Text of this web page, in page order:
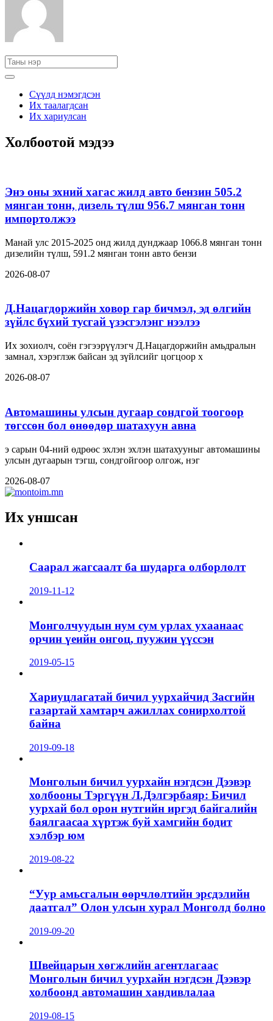
Сүүлд нэмэгдсэн
Их таалагдсан
Их хариулсан
Холбоотой мэдээ
Энэ оны эхний хагас жилд авто бензин 505.2
мянган тонн, дизель түлш 956.7 мянган тонн
импортолжээ
Манай улс 2015-2025 онд жилд дунджаар 1066.8 мянган тонн
дизелийн түлш, 591.2 мянган тонн авто бензи
2026-08-07
Д.Нацагдоржийн ховор гар бичмэл, эд өлгийн
зүйлс бүхий тусгай үзэсгэлэнг нээлээ
Их зохиолч, соён гэгээрүүлэгч Д.Нацагдоржийн амьдралын
замнал, хэрэглэж байсан эд зүйлсийг цогцоор х
2026-08-07
Автомашины улсын дугаар сондгой тоогоор
төгссөн бол өнөөдөр шатахуун авна
э сарын 04-ний өдрөөс эхлэн эхлэн шатахууныг автомашины
улсын дугаарын тэгш, сондгойгоор олгож, нэг
2026-08-07
Их уншсан
Саарал жагсаалт ба шударга олборлолт
2019-11-12
Монголчуудын нум сум урлах ухаанаас
орчин үеийн онгоц, пуужин үүссэн
2019-05-15
Хариуцлагатай бичил уурхайчид Засгийн
газартай хамтарч ажиллах сонирхолтой
байна
2019-09-18
Монголын бичил уурхайн нэгдсэн Дээвэр
холбооны Тэргүүн Л.Дэлгэрбаяр: Бичил
уурхай бол орон нутгийн иргэд байгалийн
баялгаасаа хүртэж буй хамгийн бодит
хэлбэр юм
2019-08-22
“Уур амьсгалын өөрчлөлтийн эрсдэлийн
даатгал” Олон улсын хурал Монголд болно
2019-09-20
Швейцарын хөгжлийн агентлагаас
Монголын бичил уурхайн нэгдсэн Дээвэр
холбоонд автомашин хандивлалаа
2019-08-15